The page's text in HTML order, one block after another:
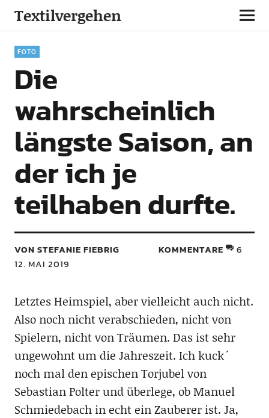
Textilvergehen
FOTO
Die
wahrscheinlich
längste Saison, an
der ich je
teilhaben durfte.
VON STEFANIE FIEBRIG
12. MAI 2019
KOMMENTARE 6
Letztes Heimspiel, aber vielleicht auch nicht.
Also noch nicht verabschieden, nicht von
Spielern, nicht von Träumen. Das ist sehr
ungewohnt um die Jahreszeit. Ich kuck´
noch mal den epischen Torjubel von
Sebastian Polter und überlege, ob Manuel
Schmiedebach in echt ein Zauberer ist. Ja,